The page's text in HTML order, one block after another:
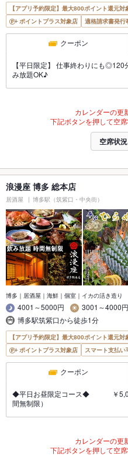
【アプリ予約限定】最大800ポイント還元対
ポイントプラス対象店
適格請求書発行
クーポン
【平日限定】 仕事終わりにも
み放題OK♪
カレンダーの更
下記ボタンを押して空
空席状
浪漫座 博多 総本店
居酒屋 博多駅（筑紫口・中央街）
博多｜居酒屋｜海鮮｜個室｜イカの活き造り
4001～5000円
3001～4000円
博多駅筑紫口から徒歩1分
【アプリ予約限定】最大800ポイント還元対
ポイントプラス対象店
スマート支払い
クーポン
◆平日お昼限定コース◆ ￥
間無制限）
カレンダーの更
下記ボタンを押して空